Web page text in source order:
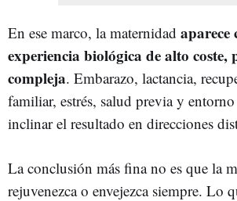
En ese marco, la maternidad aparece
experiencia biológica de alto coste,
compleja. Embarazo, lactancia,
familiar, estrés, salud previa y
inclinar el resultado en direcciones
La conclusión más fina no es que la
rejuvenezca o envejezca siempre. Lo